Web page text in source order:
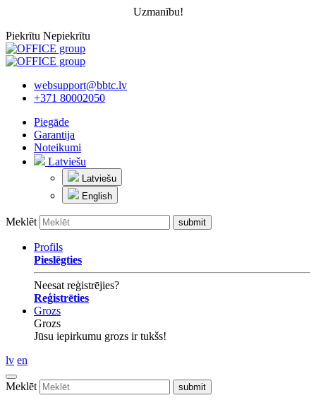
Uzmanību!
Piekrītu Nepiekrītu
websupport@bbtc.lv
+371 80002050
Piegāde
Garantija
Noteikumi
Latviešu
Latviešu
English
Meklēt
Profils
Pieslēgties
Neesat reģistrējies?
Reģistrēties
Grozs
Grozs
Jūsu iepirkumu grozs ir tukšs!
lv en
Meklēt